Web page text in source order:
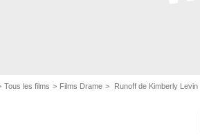
Tous les films Films Drame Runoff de Kimberly Levin